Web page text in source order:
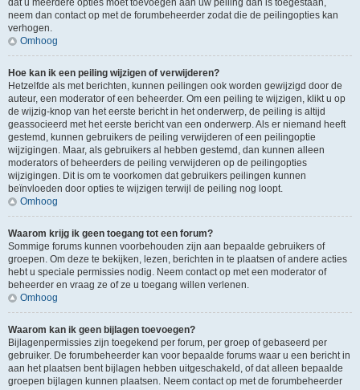
dat u meerdere opties moet toevoegen aan uw peiling dan is toegestaan,
neem dan contact op met de forumbeheerder zodat die de peilingopties kan
verhogen.
Omhoog
Hoe kan ik een peiling wijzigen of verwijderen?
Hetzelfde als met berichten, kunnen peilingen ook worden gewijzigd door de
auteur, een moderator of een beheerder. Om een peiling te wijzigen, klikt u op
de wijzig-knop van het eerste bericht in het onderwerp, de peiling is altijd
geassocieerd met het eerste bericht van een onderwerp. Als er niemand heeft
gestemd, kunnen gebruikers de peiling verwijderen of een peilingoptie
wijzigingen. Maar, als gebruikers al hebben gestemd, dan kunnen alleen
moderators of beheerders de peiling verwijderen op de peilingopties
wijzigingen. Dit is om te voorkomen dat gebruikers peilingen kunnen
beïnvloeden door opties te wijzigen terwijl de peiling nog loopt.
Omhoog
Waarom krijg ik geen toegang tot een forum?
Sommige forums kunnen voorbehouden zijn aan bepaalde gebruikers of
groepen. Om deze te bekijken, lezen, berichten in te plaatsen of andere acties
hebt u speciale permissies nodig. Neem contact op met een moderator of
beheerder en vraag ze of ze u toegang willen verlenen.
Omhoog
Waarom kan ik geen bijlagen toevoegen?
Bijlagenpermissies zijn toegekend per forum, per groep of gebaseerd per
gebruiker. De forumbeheerder kan voor bepaalde forums waar u een bericht in
aan het plaatsen bent bijlagen hebben uitgeschakeld, of dat alleen bepaalde
groepen bijlagen kunnen plaatsen. Neem contact op met de forumbeheerder